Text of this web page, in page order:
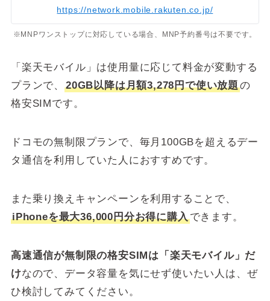
https://network.mobile.rakuten.co.jp/
※MNPワンストップに対応している場合、MNP予約番号は不要です。
「楽天モバイル」は使用量に応じて料金が変動する
プランで、
20GB以降は月額3,278円で使い放題の
格安SIMです。
ドコモの無制限プランで、毎月100GBを超えるデー
タ通信を利用していた人におすすめです。
また乗り換えキャンペーンを利用することで、
iPhoneを最大36,000円分お得に購入できます。
高速通信が無制限の格安SIMは「楽天モバイル」だ
けなので、データ容量を気にせず使いたい人は、ぜ
ひ検討してみてください。